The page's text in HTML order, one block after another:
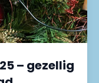
– gezellig